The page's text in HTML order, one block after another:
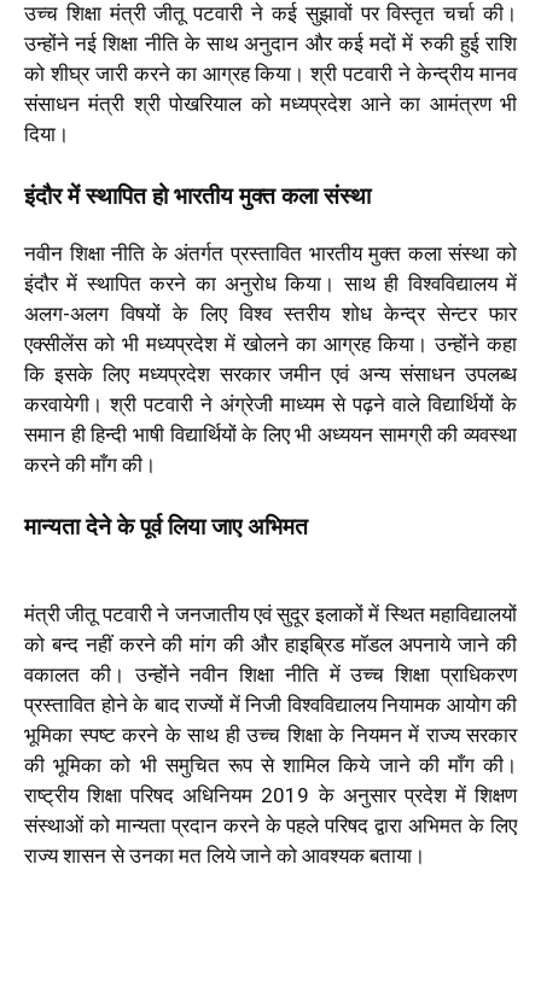
उच्च शिक्षा मंत्री जीतू पटवारी ने कई सुझावों पर विस्तृत चर्चा की।
उन्होंने नई शिक्षा नीति के साथ अनुदान और कई मदों में रुकी हुई राशि
को शीघ्र जारी करने का आग्रह किया। श्री पटवारी ने केन्द्रीय मानव
संसाधन मंत्री श्री पोखरियाल को मध्यप्रदेश आने का आमंत्रण भी
दिया।
इंदौर में स्थापित हो भारतीय मुक्त कला संस्था
नवीन शिक्षा नीति के अंतर्गत प्रस्तावित भारतीय मुक्त कला संस्था को
इंदौर में स्थापित करने का अनुरोध किया। साथ ही विश्वविद्यालय में
अलग-अलग विषयों के लिए विश्व स्तरीय शोध केन्द्र सेन्टर फार
एक्सीलेंस को भी मध्यप्रदेश में खोलने का आग्रह किया। उन्होंने कहा
कि इसके लिए मध्यप्रदेश सरकार जमीन एवं अन्य संसाधन उपलब्ध
करवायेगी। श्री पटवारी ने अंग्रेजी माध्यम से पढ़ने वाले विद्यार्थियों के
समान ही हिन्दी भाषी विद्यार्थियों के लिए भी अध्ययन सामग्री की व्यवस्था
करने की माँग की।
मान्यता देने के पूर्व लिया जाए अभिमत
मंत्री जीतू पटवारी ने जनजातीय एवं सुदूर इलाकों में स्थित महाविद्यालयों
को बन्द नहीं करने की मांग की और हाइब्रिड मॉडल अपनाये जाने की
वकालत की। उन्होंने नवीन शिक्षा नीति में उच्च शिक्षा प्राधिकरण
प्रस्तावित होने के बाद राज्यों में निजी विश्वविद्यालय नियामक आयोग की
भूमिका स्पष्ट करने के साथ ही उच्च शिक्षा के नियमन में राज्य सरकार
की भूमिका को भी समुचित रूप से शामिल किये जाने की माँग की।
राष्ट्रीय शिक्षा परिषद अधिनियम 2019 के अनुसार प्रदेश में शिक्षण
संस्थाओं को मान्यता प्रदान करने के पहले परिषद द्वारा अभिमत के लिए
राज्य शासन से उनका मत लिये जाने को आवश्यक बताया।